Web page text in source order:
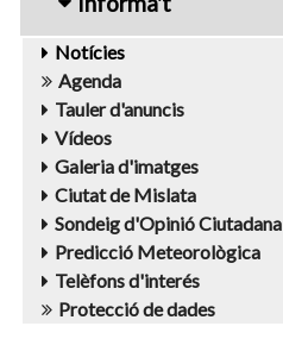
Notícies
Agenda
Tauler d'anuncis
Vídeos
Galeria d'imatges
Ciutat de Mislata
Sondeig d'Opinió Ciutadana
Predicció Meteorològica
Telèfons d'interés
Protecció de dades